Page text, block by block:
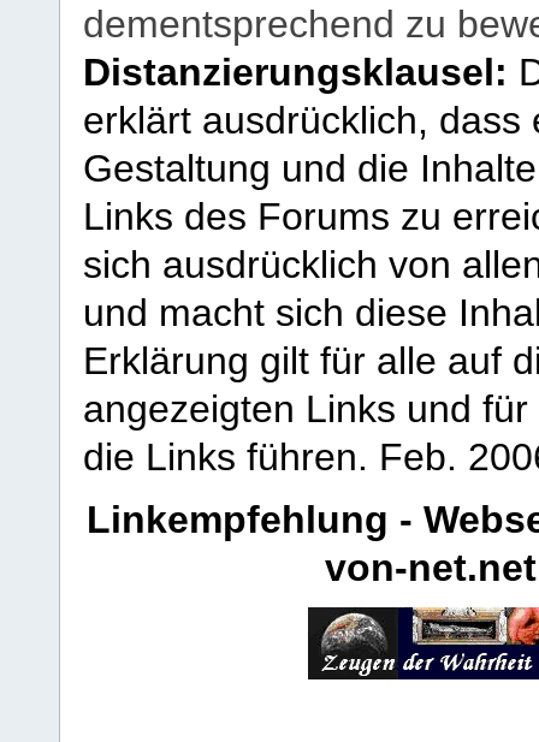
dementsprechend zu
Distanzierungsklausel:
erklärt ausdrücklich,
Gestaltung und die
Links des Forums zu
sich ausdrücklich von
und macht sich diese
Erklärung gilt für alle auf
angezeigten Links und
die Links führen. Feb.
Linkempfehlung -
von-net.net